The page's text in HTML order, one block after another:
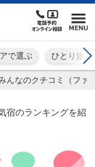
で選ぶ ひとり旅
んなのクチコミ（ファ
宿のランキングを紹